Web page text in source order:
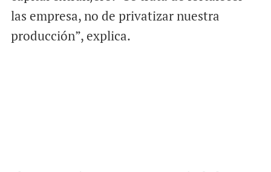
las empresa, no de privatizar nuestra
producción”, explica.